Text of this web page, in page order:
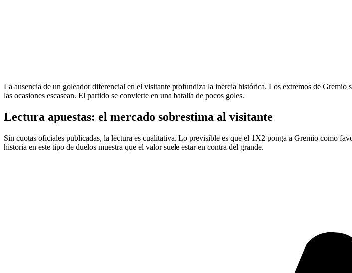
La ausencia de un goleador diferencial en el visitante profundiza la inercia histórica. Los extremos de Gremio
las ocasiones escasean. El partido se convierte en una batalla de pocos goles.
Lectura apuestas: el mercado sobrestima al visitante
Sin cuotas oficiales publicadas, la lectura es cualitativa. Lo previsible es que el 1X2 ponga a Gremio como
historia en este tipo de duelos muestra que el valor suele estar en contra del grande.